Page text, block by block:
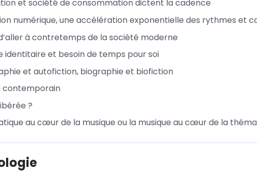
et société de consommation dictent la cadence
numérique, une accélération exponentielle des rythmes et
à contretemps de la société moderne
identitaire et besoin de temps pour soi
et autofiction, biographie et biofiction
contemporain
?
au cœur de la musique ou la musique au cœur de la